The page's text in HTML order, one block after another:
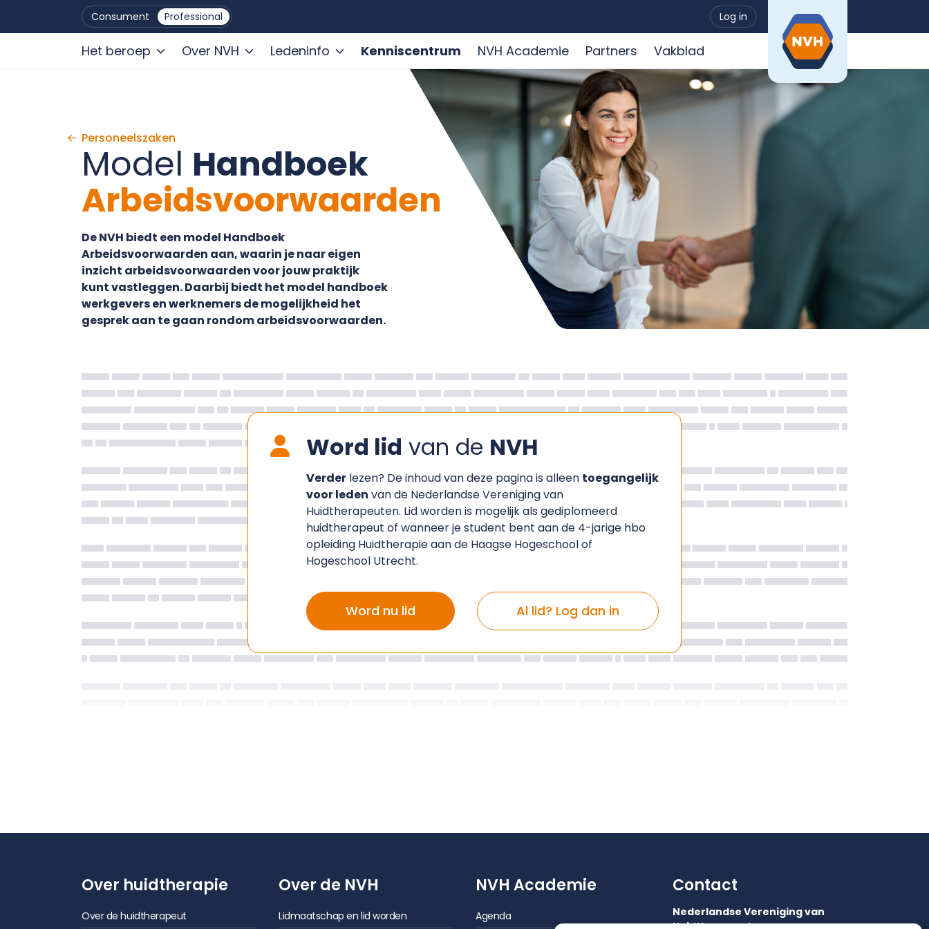
Consument Professional Log in
Het beroep Over NVH Ledeninfo Kenniscentrum NVH Academie Partners Vakblad
Personeels­zaken
Model Handboek
Arbeidsvoorwaarden
De NVH biedt een model Handboek
Arbeidsvoorwaarden aan, waarin je naar eigen
inzicht arbeidsvoorwaarden voor jouw praktijk
kunt vastleggen. Daarbij biedt het model handboek
werkgevers en werknemers de mogelijkheid het
gesprek aan te gaan rondom arbeidsvoorwaarden.
Word lid van de NVH
Verder lezen? De inhoud van deze pagina is alleen toegangelijk
voor leden van de Nederlandse Vereniging van
Huidtherapeuten. Lid worden is mogelijk als gediplomeerd
huidtherapeut of wanneer je student bent aan de 4-jarige hbo
opleiding Huidtherapie aan de Haagse Hogeschool of
Hogeschool Utrecht.
Word nu lid Al lid? Log dan in
Over huidtherapie
Over de huidtherapeut
Over de NVH
Lidmaatschap en lid worden
NVH Academie
Agenda
Contact
Nederlandse Vereniging van
Huidtherapeuten